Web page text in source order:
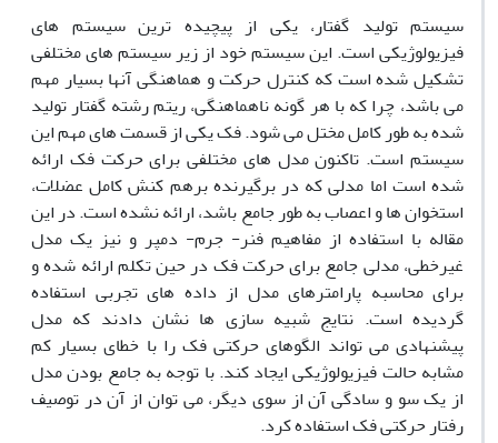
سیستم تولید گفتار، یکی از پیچیده ترین سیستم های
فیزیولوژیکی است. این سیستم خود از زیر سیستم های مختلفی
تشکیل شده است که کنترل حرکت و هماهنگی آنها بسیار مهم
می باشد، چرا که با هر گونه ناهماهنگی، ریتم رشته گفتار تولید
شده به طور کامل مختل می شود. فک یکی از قسمت های مهم این
سیستم است. تاکنون مدل های مختلفی برای حرکت فک ارائه
شده است اما مدلی که در برگیرنده برهم کنش کامل عضلات،
استخوان ها و اعصاب به طور جامع باشد، ارائه نشده است. در این
مقاله با استفاده از مفاهیم فنر- جرم- دمپر و نیز یک مدل
غیرخطی، مدلی جامع برای حرکت فک در حین تکلم ارائه شده و
برای محاسبه پارامترهای مدل از داده های تجربی استفاده
گردیده است. نتایج شبیه سازی ها نشان دادند که مدل
پیشنهادی می تواند الگوهای حرکتی فک را با خطای بسیار کم
مشابه حالت فیزیولوژیکی ایجاد کند. با توجه به جامع بودن مدل
از یک سو و سادگی آن از سوی دیگر، می توان از آن در توصیف
رفتار حرکتی فک استفاده کرد.